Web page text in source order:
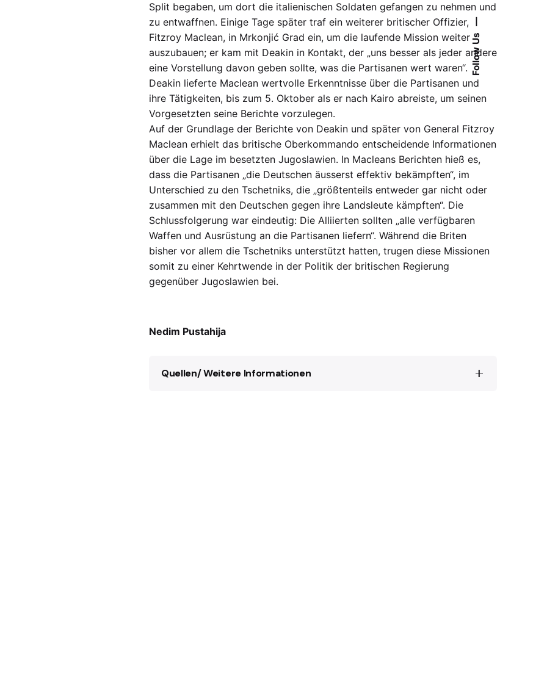
Follow Us
Split begaben, um dort die italienischen Soldaten gefangen zu nehmen und
zu entwaffnen. Einige Tage später traf ein weiterer britischer Offizier,
Fitzroy Maclean, in Mrkonjić Grad ein, um die laufende Mission weiter
auszubauen; er kam mit Deakin in Kontakt, der „uns besser als jeder andere
eine Vorstellung davon geben sollte, was die Partisanen wert waren“.
Deakin lieferte Maclean wertvolle Erkenntnisse über die Partisanen und
ihre Tätigkeiten, bis zum 5. Oktober als er nach Kairo abreiste, um seinen
Vorgesetzten seine Berichte vorzulegen.
Auf der Grundlage der Berichte von Deakin und später von General Fitzroy
Maclean erhielt das britische Oberkommando entscheidende Informationen
über die Lage im besetzten Jugoslawien. In Macleans Berichten hieß es,
dass die Partisanen „die Deutschen äusserst effektiv bekämpften“, im
Unterschied zu den Tschetniks, die „größtenteils entweder gar nicht oder
zusammen mit den Deutschen gegen ihre Landsleute kämpften“. Die
Schlussfolgerung war eindeutig: Die Alliierten sollten „alle verfügbaren
Waffen und Ausrüstung an die Partisanen liefern“. Während die Briten
bisher vor allem die Tschetniks unterstützt hatten, trugen diese Missionen
somit zu einer Kehrtwende in der Politik der britischen Regierung
gegenüber Jugoslawien bei.
Nedim Pustahija
Quellen/ Weitere Informationen